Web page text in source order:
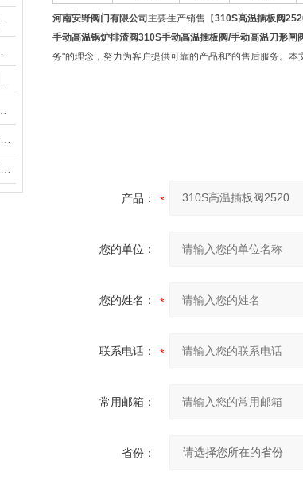
河南安野阀门有限公司 主要生产销售【310S高温插板阀
手动高温锅炉排渣阀310S手动高温插板阀/手动高温刀形闸
务"的理念，努力为客户提供可靠的产品和*的售后服务。本
产品：
您的单位：
您的姓名：
联系电话：
常用邮箱：
省份：